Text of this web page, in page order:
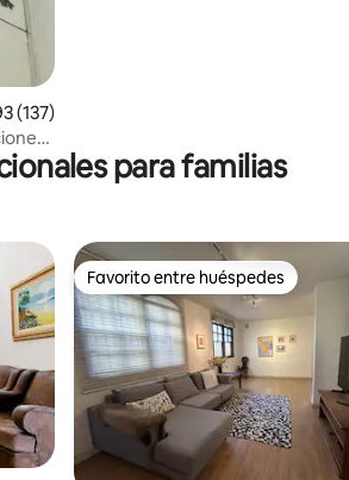
promedio: 4.93 de 5, 137 reseñas
(137)
para familias
Favorito entre huéspedes
Favorito entre huéspedes